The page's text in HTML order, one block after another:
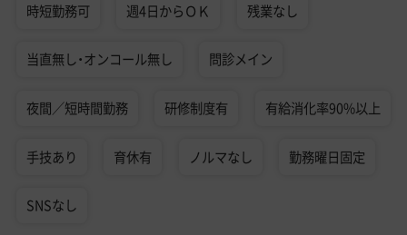
時短勤務可 週4日からＯＫ 残業なし
当直無し・オンコール無し 問診メイン
夜間／短時間勤務 研修制度有 有給消化率90%以上
手技あり 育休有 ノルマなし 勤務曜日固定
SNSなし